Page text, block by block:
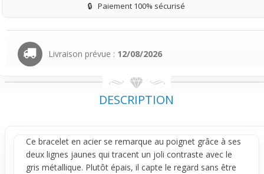
🔒 Paiement 100% sécurisé
Livraison prévue : 12/08/2026
DESCRIPTION
Ce bracelet en acier se remarque au poignet grâce à ses
deux lignes jaunes qui tracent un joli contraste avec le
gris métallique. Plutôt épais, il capte le regard sans être